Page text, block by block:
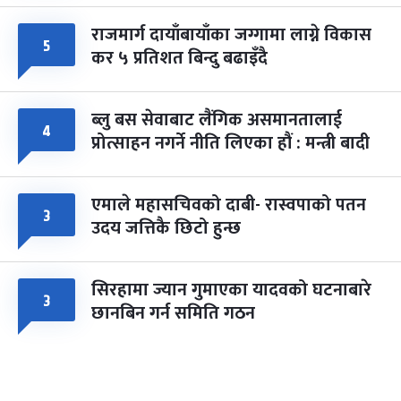
५ राजमार्ग दायाँबायाँका जग्गामा लाग्ने विकास
कर ५ प्रतिशत बिन्दु बढाइँदै
४ ब्लु बस सेवाबाट लैंगिक असमानतालाई
प्रोत्साहन नगर्ने नीति लिएका हौं : मन्त्री बादी
३ एमाले महासचिवको दाबी- रास्वपाको पतन
उदय जत्तिकै छिटो हुन्छ
३ सिरहामा ज्यान गुमाएका यादवको घटनाबारे
छानबिन गर्न समिति गठन